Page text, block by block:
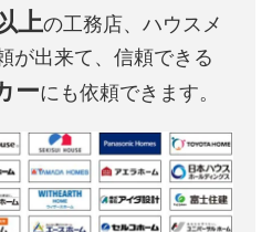
上の工務店、ハウスメ
が出来て、信頼できる
ーにも依頼できます。